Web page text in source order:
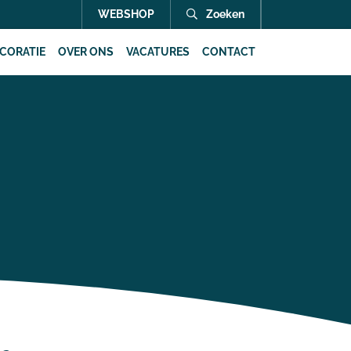
WEBSHOP Zoeken
OVER ONS VACATURES CONTACT